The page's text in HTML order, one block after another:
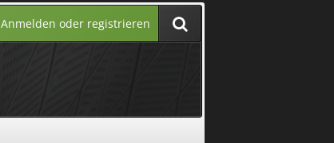
Anmelden oder registrieren